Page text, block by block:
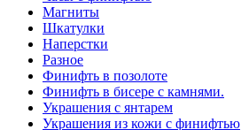
Магниты
Шкатулки
Наперстки
Разное
Финифть в позолоте
Финифть в бисере с камнями.
Украшения с янтарем
Украшения из кожи с финифтью